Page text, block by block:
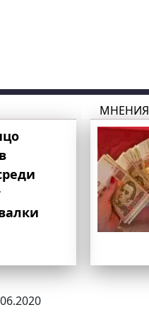
МНЕНИЯ